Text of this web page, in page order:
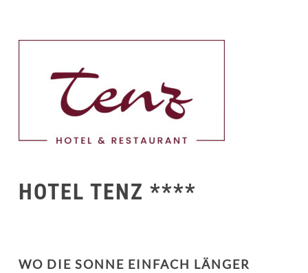
HOTEL TENZ ****
WO DIE SONNE EINFACH LÄNGER